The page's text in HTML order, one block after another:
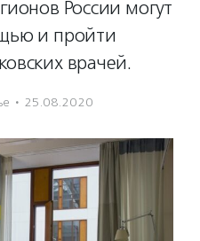
России могут
и пройти
врачей.
· 25.08.2020